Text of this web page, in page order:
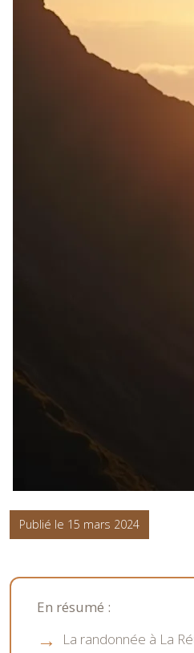
Publié le 15 mars 2024
En résumé :
La randonnée à La